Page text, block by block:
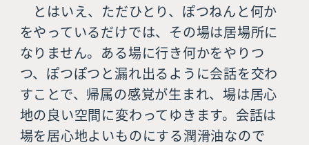
とはいえ、ただひとり、ぽつねんと何か
をやっているだけでは、その場は居場所に
なりません。ある場に行き何かをやりつ
つ、ぽつぽつと漏れ出るように会話を交わ
すことで、帰属の感覚が生まれ、場は居心
地の良い空間に変わってゆきます。会話は
場を居心地よいものにする潤滑油なので